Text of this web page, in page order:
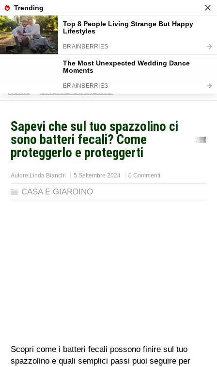
Sapevi che sul tuo spazzolino ci
sono batteri fecali? Come
proteggerlo e proteggerti
Autore:Linda Bianchi 5 Settembre 2024 0 Commenti
CASA E GIARDINO
Scopri come i batteri fecali possono finire sul tuo
spazzolino e quali semplici passi puoi seguire per